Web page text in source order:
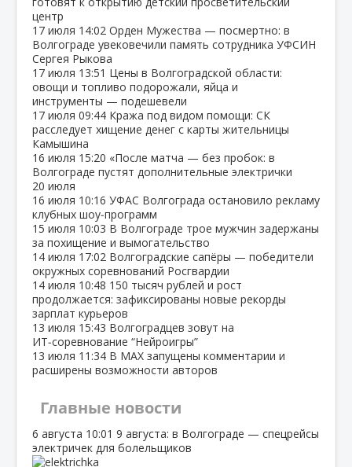
центр
17 июля 14:02 Орден Мужества — посмертно: в
Волгограде увековечили память сотрудника УФСИН
Сергея Рыкова
17 июля 13:51 Цены в Волгоградской области:
овощи и топливо подорожали, яйца и
инструменты — подешевели
17 июля 09:44 Кража под видом помощи: СК
расследует хищение денег с карты жительницы
Камышина
16 июля 15:20 «После матча — без пробок: в
Волгограде пустят дополнительные электрички
20 июля
16 июля 10:16 УФАС Волгограда остановило рекламу
клубных шоу‑программ
15 июля 10:03 В Волгограде трое мужчин задержаны
за похищение и вымогательство
14 июля 17:02 Волгоградские сапёры — победители
окружных соревнований Росгвардии
14 июля 10:48 150 тысяч рублей и рост
продолжается: зафиксированы новые рекорды
зарплат курьеров
13 июля 15:43 Волгоградцев зовут на
ИТ‑соревнование “Нейроигры”
13 июля 11:34 В МАХ запущены комментарии и
расширены возможности авторов
Главные новости
6 августа 10:01 9 августа: в Волгограде — спецрейсы
электричек для болельщиков